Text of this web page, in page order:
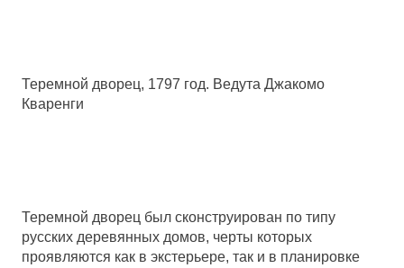
Теремной дворец, 1797 год. Ведута Джакомо
Кваренги
Теремной дворец был сконструирован по типу
русских деревянных домов, черты которых
проявляются как в экстерьере, так и в планировке